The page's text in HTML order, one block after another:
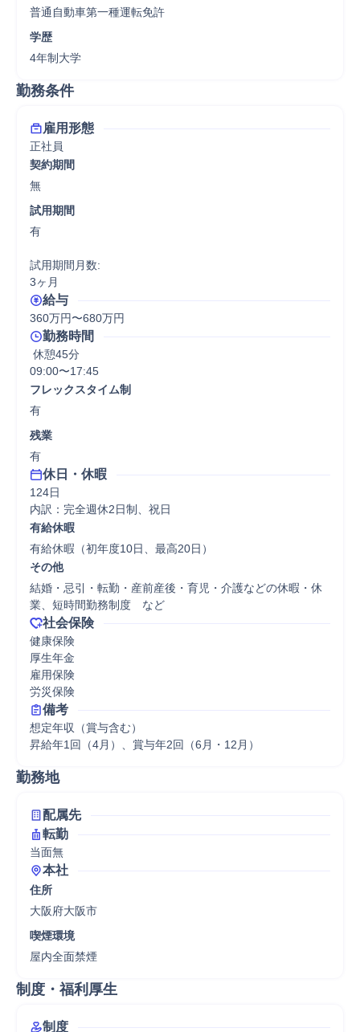
普通自動車第一種運転免許
学歴
4年制大学
勤務条件
雇用形態
正社員
契約期間
無
試用期間
有
試用期間月数:
3ヶ月
給与
360万円〜680万円
勤務時間
休憩45分
09:00〜17:45
フレックスタイム制
有
残業
有
休日・休暇
124日
内訳：完全週休2日制、祝日
有給休暇
有給休暇（初年度10日、最高20日）
その他
結婚・忌引・転勤・産前産後・育児・介護などの休暇・休
業、短時間勤務制度　など
社会保険
健康保険
厚生年金
雇用保険
労災保険
備考
想定年収（賞与含む）
昇給年1回（4月）、賞与年2回（6月・12月）
勤務地
配属先
転勤
当面無
本社
住所
大阪府大阪市
喫煙環境
屋内全面禁煙
制度・福利厚生
制度